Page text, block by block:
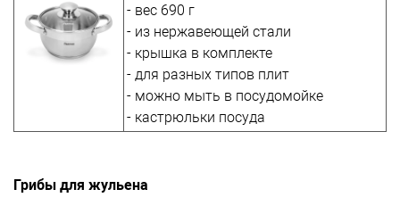
- вес 690 г
- из нержавеющей стали
- крышка в комплекте
- для разных типов плит
- можно мыть в посудомойке
- кастрюльки посуда
Грибы для жульена